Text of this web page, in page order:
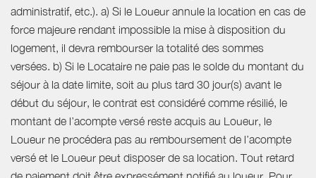
administratif, etc.). a) Si le Loueur annule la location en cas de
force majeure rendant impossible la mise à disposition du
logement, il devra rembourser la totalité des sommes
versées. b) Si le Locataire ne paie pas le solde du montant du
séjour à la date limite, soit au plus tard 30 jour(s) avant le
début du séjour, le contrat est considéré comme résilié, le
montant de l’acompte versé reste acquis au Loueur, le
Loueur ne procédera pas au remboursement de l’acompte
versé et le Loueur peut disposer de sa location. Tout retard